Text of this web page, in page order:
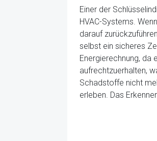
Einer der
HVAC-Systems.
darauf
selbst ein sicheres
Energierechnung, da
aufrechtzuerhalten,
Schadstoffe nicht
erleben. Das